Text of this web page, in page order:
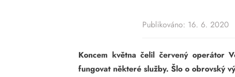
Publikováno: 16. 6. 2020
Koncem května čelil červený operátor
fungovat některé služby. Šlo o obrovský